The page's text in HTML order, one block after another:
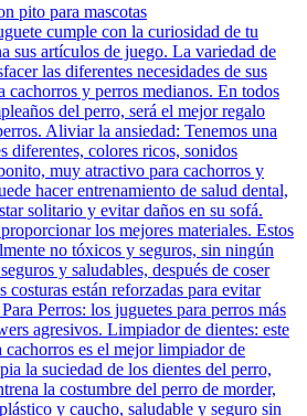
pito para mascotas
cumple con la curiosidad de tu
sus artículos de juego. La variedad de
las diferentes necesidades de sus
cachorros y perros medianos. En todos
del perro, será el mejor regalo
Aliviar la ansiedad: Tenemos una
diferentes, colores ricos, sonidos
muy atractivo para cachorros y
hacer entrenamiento de salud dental,
solitario y evitar daños en su sofá.
los mejores materiales. Estos
no tóxicos y seguros, sin ningún
y saludables, después de coser
costuras están reforzadas para evitar
Perros: los juguetes para perros más
agresivos. Limpiador de dientes: este
cachorros es el mejor limpiador de
la suciedad de los dientes del perro,
la costumbre del perro de morder,
y caucho, saludable y seguro sin